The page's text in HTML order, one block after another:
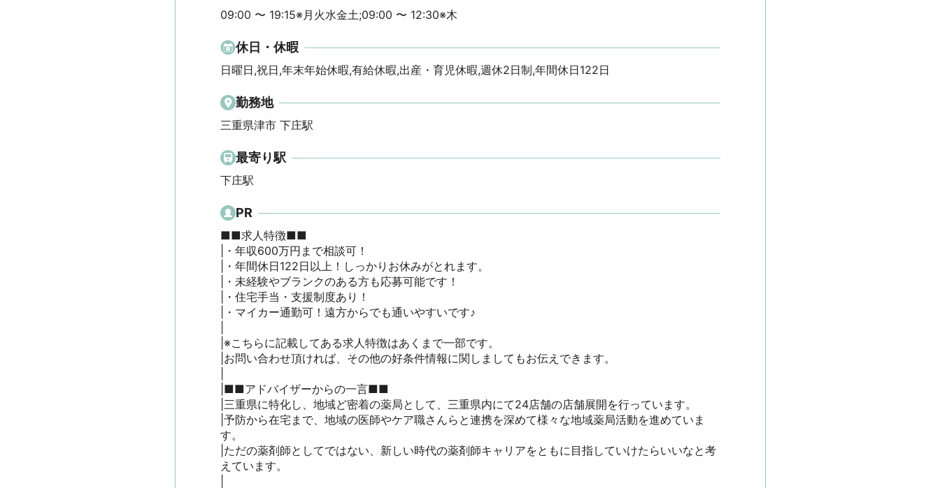
09:00 〜 19:15※月火水金土;09:00 〜 12:30※木
休日・休暇
日曜日,祝日,年末年始休暇,有給休暇,出産・育児休暇,週休2日制,年間休日122日
勤務地
三重県津市 下庄駅
最寄り駅
下庄駅
PR
■■求人特徴■■
|・年収600万円まで相談可！
|・年間休日122日以上！しっかりお休みがとれます。
|・未経験やブランクのある方も応募可能です！
|・住宅手当・支援制度あり！
|・マイカー通勤可！遠方からでも通いやすいです♪
|※こちらに記載してある求人特徴はあくまで一部です。
|お問い合わせ頂ければ、その他の好条件情報に関しましてもお伝えできます。
|■■アドバイザーからの一言■■
|三重県に特化し、地域ど密着の薬局として、三重県内にて24店舗の店舗展開を行っています。
|予防から在宅まで、地域の医師やケア職さんらと連携を深めて様々な地域薬局活動を進めていま
す。
|ただの薬剤師としてではない、新しい時代の薬剤師キャリアをともに目指していけたらいいなと考
えています。